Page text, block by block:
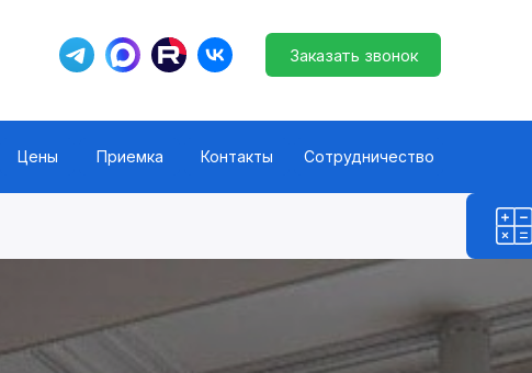
Заказать звонок
Цены Сотрудничество
Контакты
Приемка
Сотрудничество
Контакты
Приемка Заказать звонок